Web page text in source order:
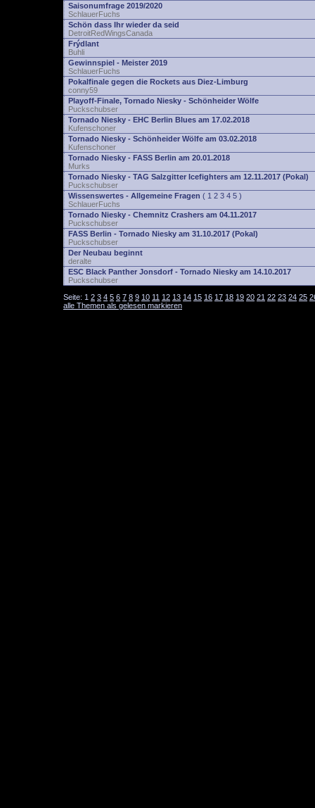
Saisonumfrage 2019/2020
SchlauerFuchs
Schön dass Ihr wieder da seid
DetroitRedWingsCanada
Frýdlant
Buhli
Gewinnspiel - Meister 2019
SchlauerFuchs
Pokalfinale gegen die Rockets aus Diez-Limburg
conny59
Playoff-Finale, Tornado Niesky - Schönheider Wölfe
Puckschubser
Tornado Niesky - EHC Berlin Blues am 17.02.2018
Kufenschoner
Tornado Niesky - Schönheider Wölfe am 03.02.2018
Kufenschoner
Tornado Niesky - FASS Berlin am 20.01.2018
Murks
Tornado Niesky - TAG Salzgitter Icefighters am 12.11.2017 (Pokal)
Puckschubser
Wissenswertes - Allgemeine Fragen ( 1 2 3 4 5 )
SchlauerFuchs
Tornado Niesky - Chemnitz Crashers am 04.11.2017
Puckschubser
FASS Berlin - Tornado Niesky am 31.10.2017 (Pokal)
Puckschubser
Der Neubau beginnt
deralte
ESC Black Panther Jonsdorf - Tornado Niesky am 14.10.2017
Puckschubser
Seite: 1 2 3 4 5 6 7 8 9 10 11 12 13 14 15 16 17 18 19 20 21 22 23 24 25
alle Themen als gelesen markieren